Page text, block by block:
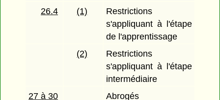
26.4
(1)
Restrictions
s'appliquant à l'étape
de l'apprentissage
(2)
Restrictions
s'appliquant à l'étape
intermédiaire
27 à 30
Abrogés